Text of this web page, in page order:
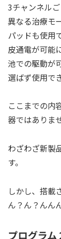
3チャンネル
異なる治療モ
パッドも使用
皮通電が可能
池での駆動が
選ばず使用で
ここまでの内
器ではありま
わざわざ新
す。
しかし、搭載
ん？ん？んん
プログラ